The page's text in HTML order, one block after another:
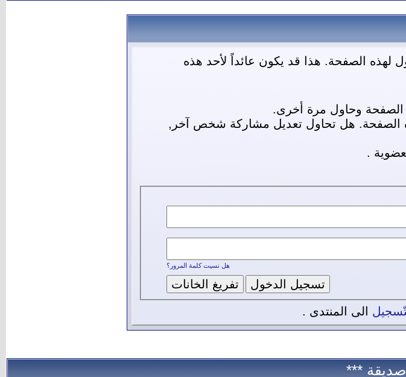
لهذه الصفحة. هذا قد يكون عائداً لأحد هذه
الصفحة وحاول مرة أخرى.
الصفحة. هل تحاول تعديل مشاركة شخص آخر,
.
هل نسيت كلمة المرور؟
الى المنتدى .
***